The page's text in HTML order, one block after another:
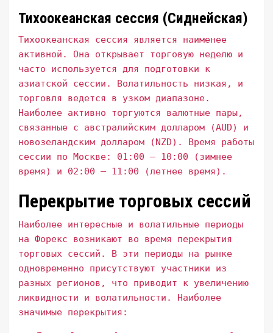
Тихоокеанская сессия (Сиднейская)
Тихоокеанская сессия является наименее
активной. Она открывает торговую неделю и
часто используется для подготовки к
азиатской сессии. Волатильность низкая, и
торговля ведется в узком диапазоне.
Наиболее активно торгуются валютные пары,
связанные с австралийским долларом (AUD) и
новозеландским долларом (NZD). Время работы
сессии по Москве: 01:00 – 10:00 (зимнее
время) и 02:00 – 11:00 (летнее время).
Перекрытие торговых сессий
Наиболее интересные и волатильные периоды
на Форекс возникают во время перекрытия
торговых сессий. В эти периоды на рынке
одновременно присутствуют участники из
разных регионов, что приводит к увеличению
ликвидности и волатильности. Наиболее
значимые перекрытия: